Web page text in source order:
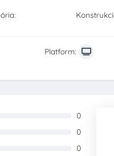
Platform:
0
0
0